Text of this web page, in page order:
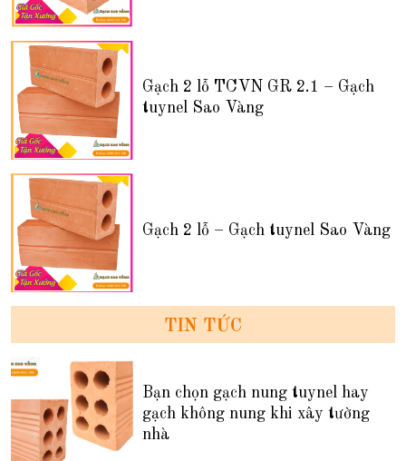
Gạch 2 lỗ TCVN GR 2.1 – Gạch
tuynel Sao Vàng
Gạch 2 lỗ – Gạch tuynel Sao Vàng
TIN TỨC
Bạn chọn gạch nung tuynel hay
gạch không nung khi xây tường
nhà